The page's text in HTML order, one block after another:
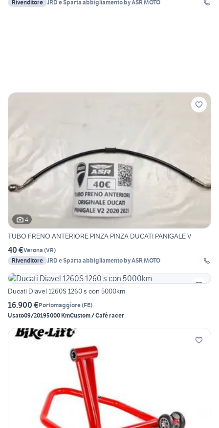
Rivenditore JRD e Sparta abbigliamento by ASR MOTO
4
TUBO FRENO ANTERIORE PINZA PINZA DUCATI PANIGALE V
40 €Verona (VR)
Rivenditore JRD e Sparta abbigliamento by ASR MOTO
Ducati Diavel 1260S 1260 s con 5000km
16.900 €Portomaggiore(FE)
Usato09/20195000 KmCustom / Café racer